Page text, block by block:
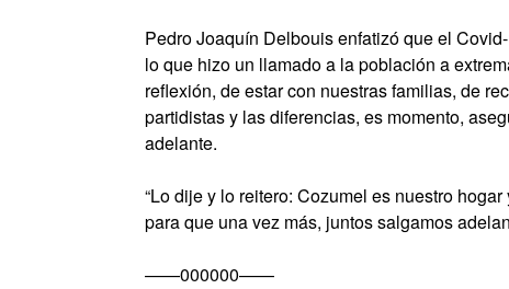
Pedro Joaquín Delbouis enfatizó que el
lo que hizo un llamado a la población a
reflexión, de estar con nuestras familias, de
partidistas y las diferencias, es momento,
adelante.
“Lo dije y lo reitero: Cozumel es nuestro
para que una vez más, juntos salgamos
——000000——